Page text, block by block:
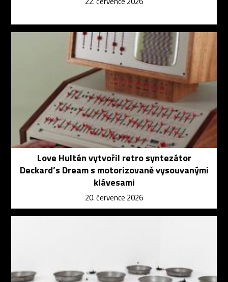
Love Hultén vytvořil retro syntezátor
Deckard’s Dream s motorizovaně vysouvanými
klávesami
20. července 2026